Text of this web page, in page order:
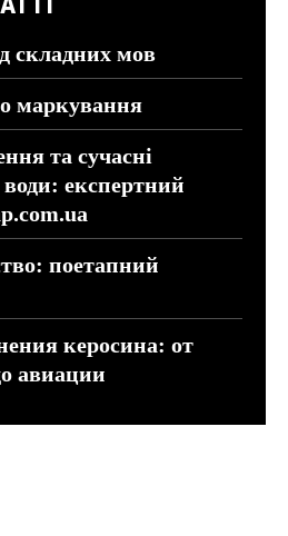
складних мов
маркування
та сучасні
експертний
поетапний
керосина: от
авиации